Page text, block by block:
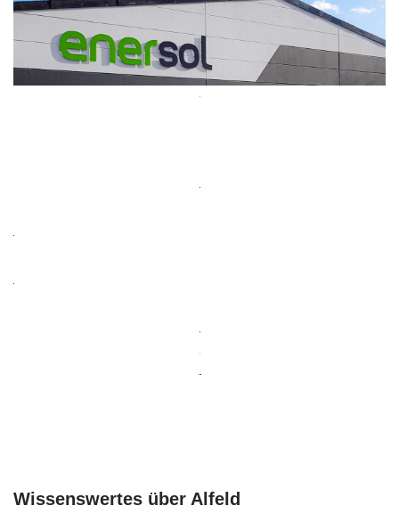
Wissenswertes über Alfeld